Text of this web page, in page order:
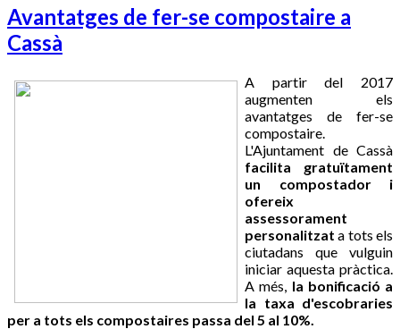
Avantatges de fer-se compostaire a
Cassà
A partir del 2017
augmenten els
avantatges de fer-se
compostaire.
L'Ajuntament de Cassà
facilita gratuïtament
un compostador i
ofereix
assessorament
personalitzat a tots els
ciutadans que vulguin
iniciar aquesta pràctica.
A més, la bonificació a
la taxa d'escobraries
per a tots els compostaires passa del 5 al 10%.